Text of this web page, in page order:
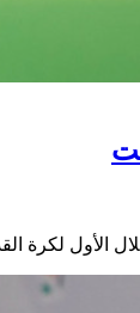
الأول لكرة